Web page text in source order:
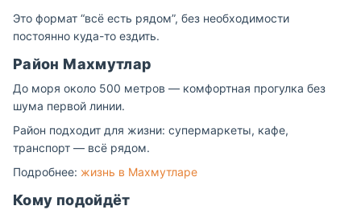
Это формат “всё есть рядом”, без необходимости
постоянно куда-то ездить.
Район Махмутлар
До моря около 500 метров — комфортная прогулка без
шума первой линии.
Район подходит для жизни: супермаркеты, кафе,
транспорт — всё рядом.
Подробнее: жизнь в Махмутларе
Кому подойдёт